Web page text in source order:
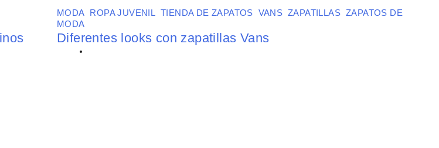
MODA ROPA JUVENIL ,TIENDA DE ZAPATOS VANS ,ZAPATILLAS ZAPATOS DE
MODA
Diferentes looks con zapatillas Vans